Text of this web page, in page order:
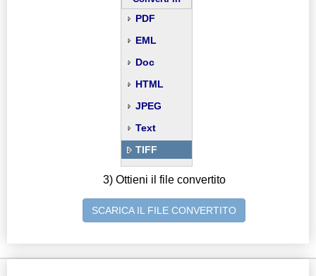
PDF
EML
Doc
HTML
JPEG
Text
TIFF
3) Ottieni il file convertito
SCARICA IL FILE CONVERTITO